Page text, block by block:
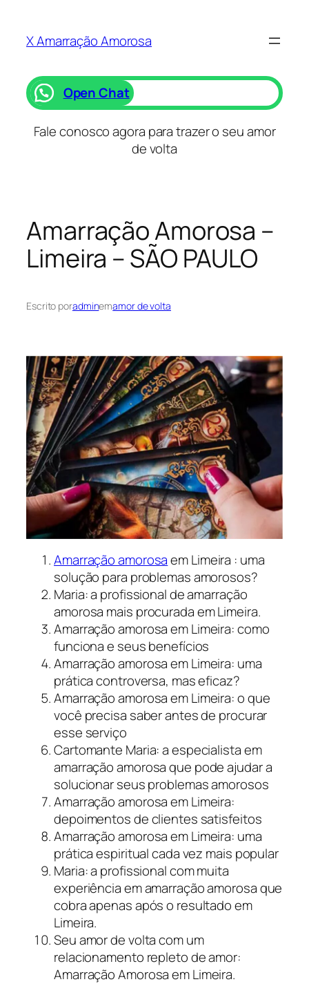
X Amarração Amorosa
Open Chat
Fale conosco agora para trazer o seu amor
de volta
Amarração Amorosa –
Limeira – SÃO PAULO
Escrito poradminemamor de volta
Amarração amorosaem Limeira : uma
solução para problemas amorosos?
Maria: a profissional de amarração
amorosa mais procurada em Limeira.
Amarração amorosa em Limeira: como
funciona e seus benefícios
Amarração amorosa em Limeira: uma
prática controversa, mas eficaz?
Amarração amorosa em Limeira: o que
você precisa saber antes de procurar
esse serviço
Cartomante Maria: a especialista em
amarração amorosa que pode ajudar a
solucionar seus problemas amorosos
Amarração amorosa em Limeira:
depoimentos de clientes satisfeitos
Amarração amorosa em Limeira: uma
prática espiritual cada vez mais popular
Maria: a profissional com muita
experiência em amarração amorosa que
cobra apenas após o resultado em
Limeira.
Seu amor de volta com um
relacionamento repleto de amor:
Amarração Amorosa em Limeira.